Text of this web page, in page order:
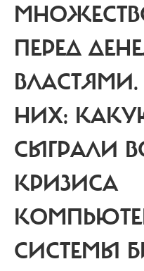
ПЕРЕД
НИХ:
СЫГРАЛИ
КРИЗИСА
СИСТЕМЫ